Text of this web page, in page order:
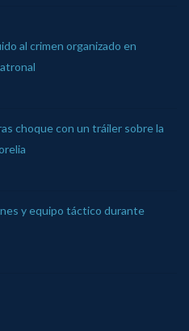
al crimen organizado en
choque con un tráiler sobre la
y equipo táctico durante